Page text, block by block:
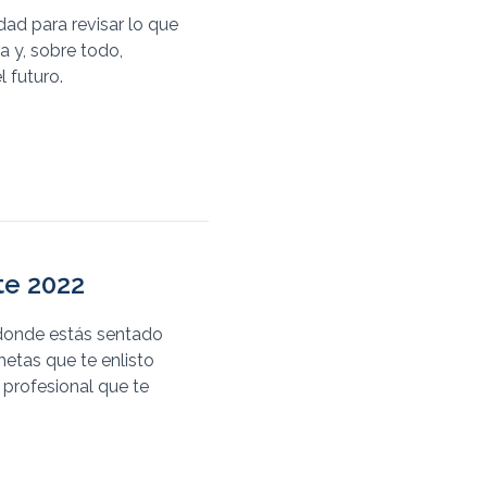
para revisar lo que
y, sobre todo,
futuro.
2022
estás sentado
que te enlisto
que te